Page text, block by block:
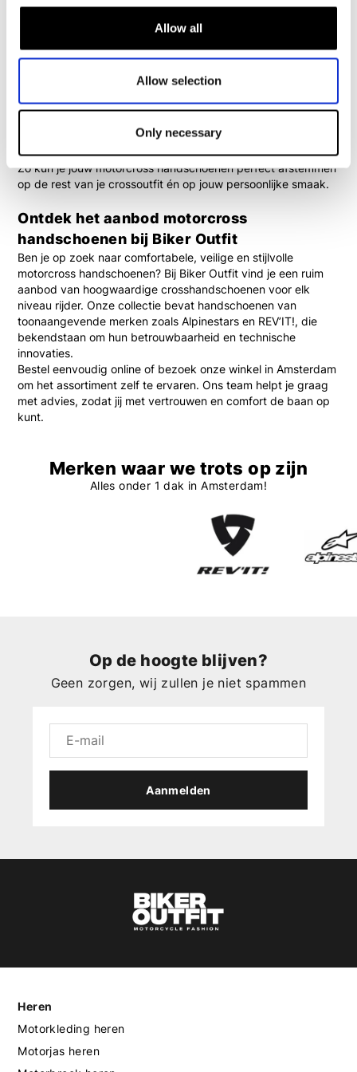
Allow all
Allow selection
Only necessary
belangrijk om rekening te houden met jouw
rijomstandigheden, het seizoen en jouw voorkeur voor
bescherming. In ons assortiment vind je handschoenen met:
Verstevigde knokkelbescherming
Lichtgewicht ademende stoffen
Elastische inzetstukken voor meer bewegingsvrijheid
Opvallende kleuren en designs
Zo kun je jouwmotorcross handschoenenperfect afstemmen
op de rest van je crossoutfit én op jouw persoonlijke smaak.
Ontdek het aanbod motorcross
handschoenen bij Biker Outfit
Ben je op zoek naar comfortabele, veilige en stijlvolle
motorcross handschoenen? Bij Biker Outfit vind je een ruim
aanbod van hoogwaardige crosshandschoenen voor elk
niveau rijder. Onze collectie bevat handschoenen van
toonaangevende merken zoalsAlpinestars en REV’IT!, die
bekendstaan om hun betrouwbaarheid en technische
innovaties.
Bestel eenvoudig online of bezoek onze winkel in Amsterdam
om het assortiment zelf te ervaren. Ons team helpt je graag
met advies, zodat jij met vertrouwen en comfort de baan op
kunt.
Merken waar we trots op zijn
Alles onder 1 dak in Amsterdam!
Op de hoogte blijven?
Geen zorgen, wij zullen je niet spammen
Aanmelden
Heren
Motorkleding heren
Motorjas heren